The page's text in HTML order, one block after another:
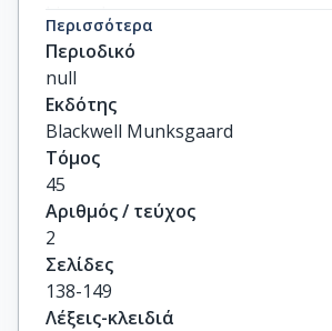
Lione, L.
Madianos, P.
Mathur, M.
Montanya, E.
Shapira, L.
Tonetti, M.
Vegh, D.
Περισσότερα
Περιοδικό
null
Εκδότης
Blackwell Munksgaard
Τόμος
45
Αριθμός / τεύχος
2
Σελίδες
138-149
Λέξεις-κλειδιά